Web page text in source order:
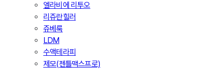
엘라비에 리투오
리쥬란힐러
쥬베룩
LDM
수액테라피
제모(젠틀맥스프로)